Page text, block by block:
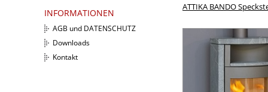
ATTIKA BANDO
INFORMATIONEN
AGB und DATENSCHUTZ
Downloads
Kontakt